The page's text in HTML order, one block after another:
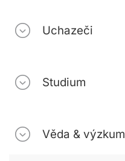
Uchazeči
Studium
Věda & výzkum